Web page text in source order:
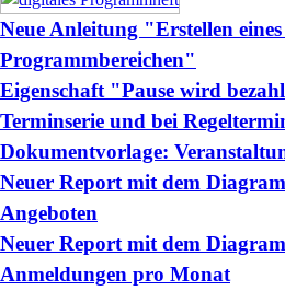
Neue Anleitung "Erstellen
Programmbereichen"
Eigenschaft "Pause wird
Terminserie und bei
Dokumentvorlage:
Neuer Report mit dem
Angeboten
Neuer Report mit dem
Anmeldungen pro Monat